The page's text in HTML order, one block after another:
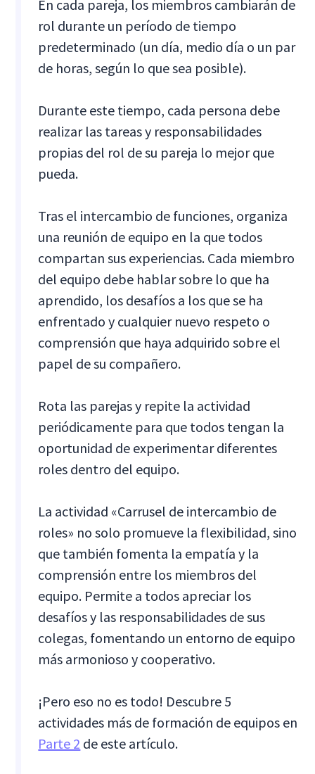
En cada pareja, los miembros cambiarán de
rol durante un período de tiempo
predeterminado (un día, medio día o un par
de horas, según lo que sea posible).
Durante este tiempo, cada persona debe
realizar las tareas y responsabilidades
propias del rol de su pareja lo mejor que
pueda.
Tras el intercambio de funciones, organiza
una reunión de equipo en la que todos
compartan sus experiencias. Cada miembro
del equipo debe hablar sobre lo que ha
aprendido, los desafíos a los que se ha
enfrentado y cualquier nuevo respeto o
comprensión que haya adquirido sobre el
papel de su compañero.
Rota las parejas y repite la actividad
periódicamente para que todos tengan la
oportunidad de experimentar diferentes
roles dentro del equipo.
La actividad «Carrusel de intercambio de
roles» no solo promueve la flexibilidad, sino
que también fomenta la empatía y la
comprensión entre los miembros del
equipo. Permite a todos apreciar los
desafíos y las responsabilidades de sus
colegas, fomentando un entorno de equipo
más armonioso y cooperativo.
¡Pero eso no es todo! Descubre 5
actividades más de formación de equipos en
Parte 2 de este artículo.